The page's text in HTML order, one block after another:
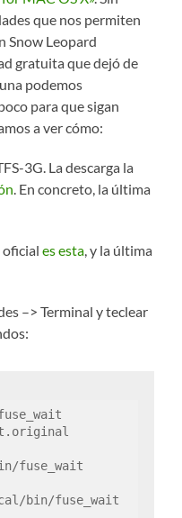
que nos permiten
Snow Leopard
gratuita que dejó de
podemos
para que sigan
a ver cómo:
3G. La descarga la
. En concreto, la última
oficiales esta, y la última
–> Terminal y teclear
fuse_wait
bin/fuse_wait